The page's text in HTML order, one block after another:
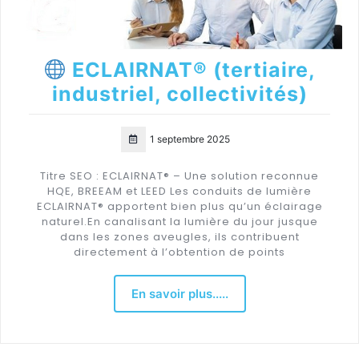
ECLAIRNAT® (tertiaire,
industriel, collectivités)
1 septembre 2025
Titre SEO : ECLAIRNAT® – Une solution reconnue
HQE, BREEAM et LEED Les conduits de lumière
ECLAIRNAT® apportent bien plus qu’un éclairage
naturel.En canalisant la lumière du jour jusque
dans les zones aveugles, ils contribuent
directement à l’obtention de points
En savoir plus.....